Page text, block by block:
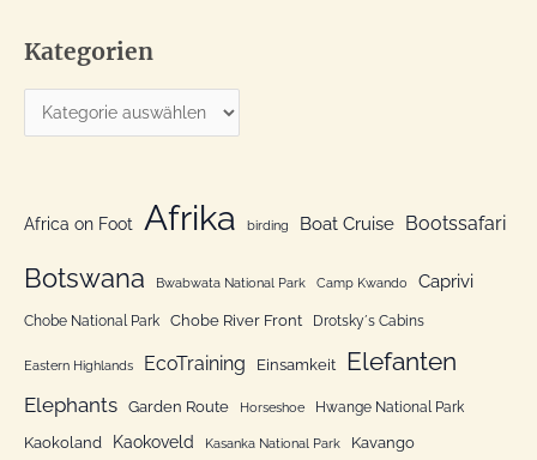
h
e
c
Kategorien
a
g
o
i
e
n
Africa on Foot Afrika birding Boat Cruise Bootssafari
Botswana Bwabwata National Park Camp Kwando Caprivi
Chobe National Park Chobe River Front Drotsky´s Cabins
Eastern Highlands EcoTraining Einsamkeit Elefanten
Elephants Garden Route Horseshoe Hwange National Park
Kaokoland Kaokoveld Kasanka National Park Kavango